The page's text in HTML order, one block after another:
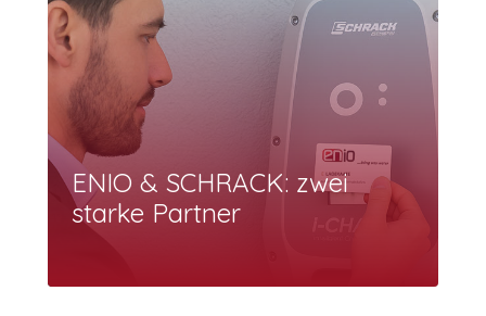
ENIO & SCHRACK: zwei
starke Partner